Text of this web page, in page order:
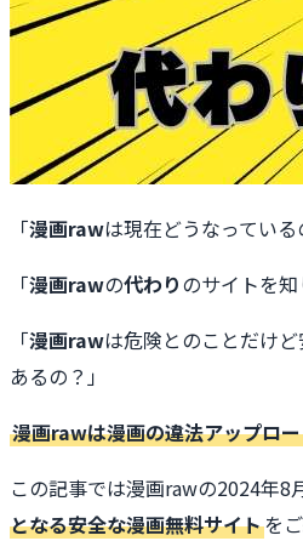
「漫画rawは現在どうなっている
「漫画rawの代わりのサイトを知
「漫画rawは危険とのことだけ
あるの？」
漫画rawは漫画の違法アップロ
この記事では漫画rawの2024年8
となる安全な漫画無料サイトを